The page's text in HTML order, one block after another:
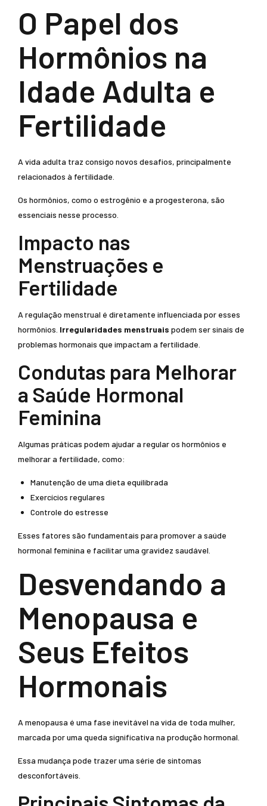
O Papel dos
Hormônios na
Idade Adulta e
Fertilidade
A vida adulta traz consigo novos desafios, principalmente
relacionados à fertilidade.
Os hormônios, como o estrogênio e a progesterona, são
essenciais nesse processo.
Impacto nas
Menstruações e
Fertilidade
A regulação menstrual é diretamente influenciada por esses
hormônios. Irregularidades menstruais podem ser sinais de
problemas hormonais que impactam a fertilidade.
Condutas para Melhorar
a Saúde Hormonal
Feminina
Algumas práticas podem ajudar a regular os hormônios e
melhorar a fertilidade, como:
Manutenção de uma dieta equilibrada
Exercícios regulares
Controle do estresse
Esses fatores são fundamentais para promover a saúde
hormonal feminina e facilitar uma gravidez saudável.
Desvendando a
Menopausa e
Seus Efeitos
Hormonais
A menopausa é uma fase inevitável na vida de toda mulher,
marcada por uma queda significativa na produção hormonal.
Essa mudança pode trazer uma série de sintomas
desconfortáveis.